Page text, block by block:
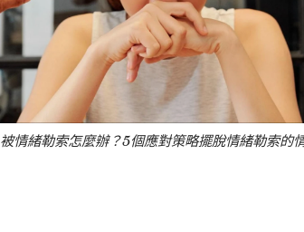
被情緒勒索怎麼辦？5個應對策略擺脫情緒勒索的